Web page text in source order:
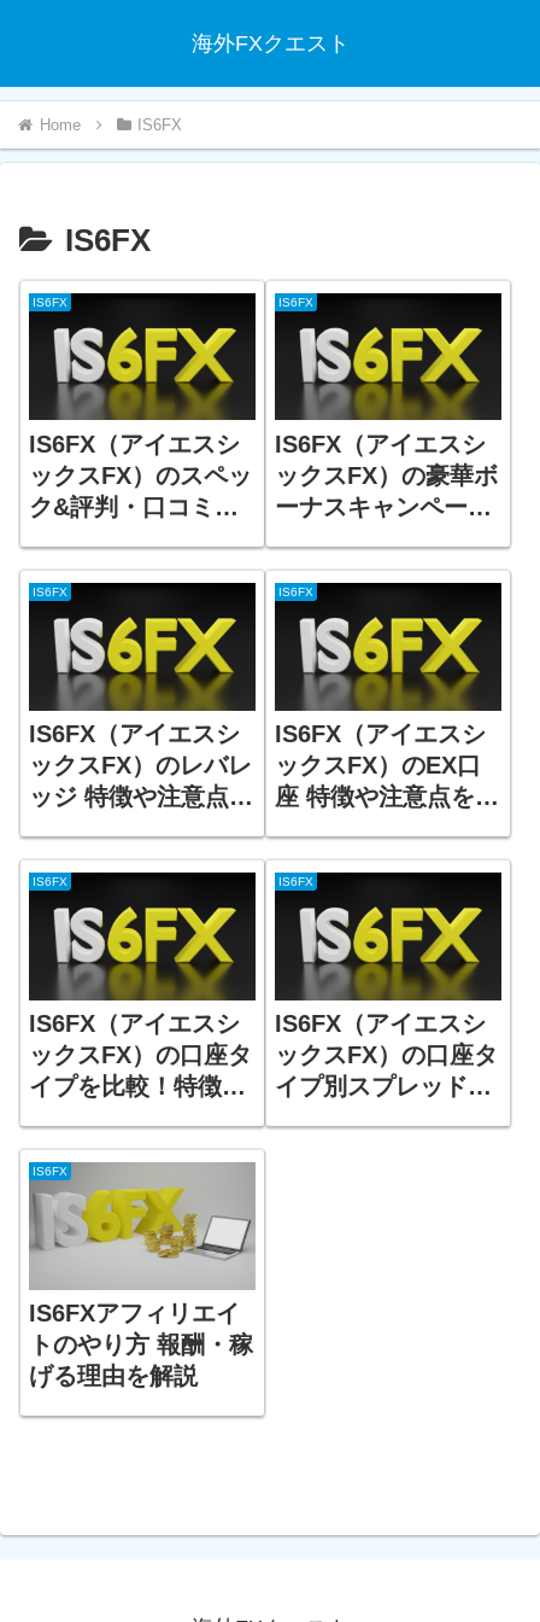
海外FXクエスト
IS6FX
IS6FX
IS6FX
IS6FX（アイエスシ
ックスFX）のスペッ
ク&評判・口コミを
IS6FX
IS6FX（アイエスシ
ックスFX）の豪華ボ
ーナスキャンペーン
IS6FX
IS6FX（アイエスシ
ックスFX）のレバレ
ッジ 特徴や注意点を
IS6FX
IS6FX（アイエスシ
ックスFX）のEX口
座 特徴や注意点を解
IS6FX
IS6FX（アイエスシ
ックスFX）の口座タ
イプを比較！特徴や
IS6FX
IS6FX（アイエスシ
ックスFX）の口座タ
イプ別スプレッドを
IS6FX
IS6FXアフィリエイ
トのやり方 報酬・稼
げる理由を解説